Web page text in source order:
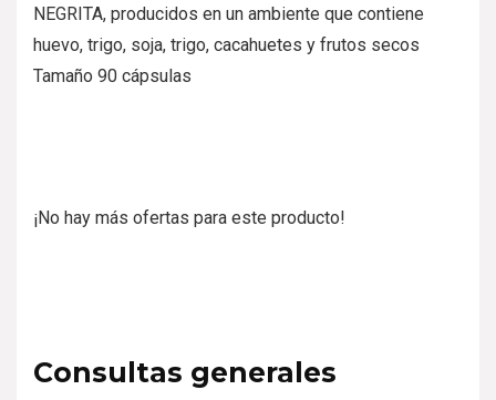
NEGRITA, producidos en un ambiente que contiene
huevo, trigo, soja, trigo, cacahuetes y frutos secos
Tamaño 90 cápsulas
¡No hay más ofertas para este producto!
Consultas generales